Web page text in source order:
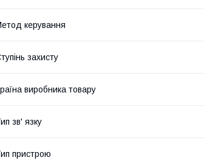
керування
захисту
виробника товару
зв' язку
пристрою